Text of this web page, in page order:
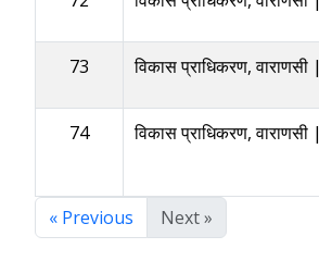
73 विकास प्राधिकरण, वाराणसी |
74 विकास प्राधिकरण, वाराणसी |
« Previous Next »